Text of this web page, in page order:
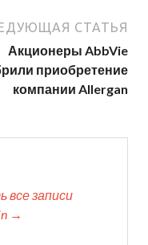
СТАТЬЯ
Акционеры AbbVie
приобретение
компании Allergan
записи
→